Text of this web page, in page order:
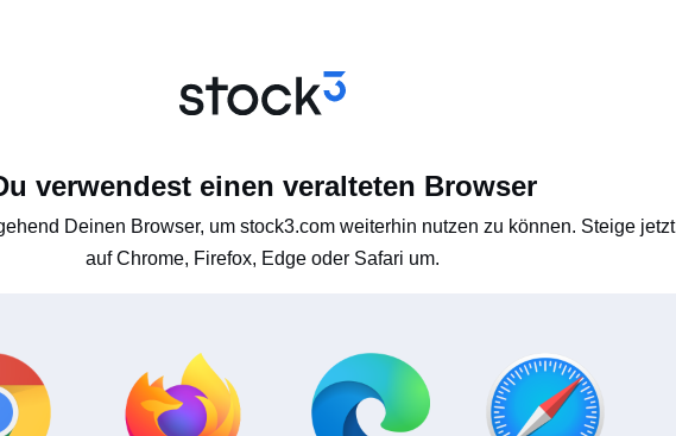
verwendest einen veralteten Browser
Deinen Browser, um stock3.com weiterhin nutzen zu können. Steige jetzt
auf Chrome, Firefox, Edge oder Safari um.